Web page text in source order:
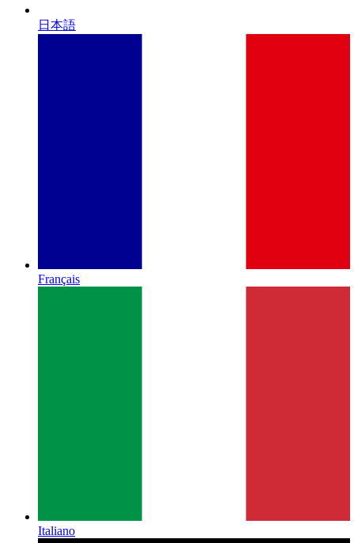
日本語
Français
Italiano